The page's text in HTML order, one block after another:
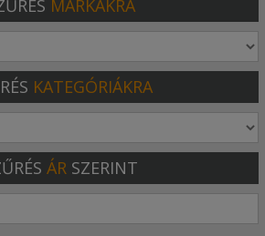
MÁRKÁKRA
KATEGÓRIÁKRA
ÁR SZERINT